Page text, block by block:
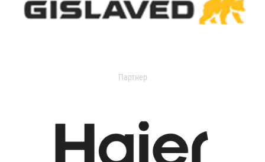
Партнер